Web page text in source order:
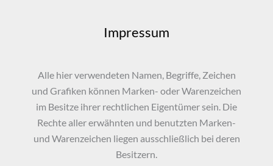
Impressum
Alle hier verwendeten Namen, Begriffe, Zeichen
und Grafiken können Marken- oder Warenzeichen
im Besitze ihrer rechtlichen Eigentümer sein. Die
Rechte aller erwähnten und benutzten Marken-
und Warenzeichen liegen ausschließlich bei deren
Besitzern.